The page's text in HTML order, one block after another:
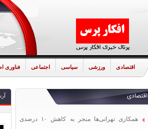
اقتصادی ورزشی سیاسی اجتماعی فناوری
اقتصادی
همکاری تهرانی‌ها منجر به کاهش ۱۰ درصدی